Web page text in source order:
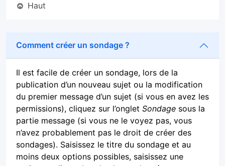
Haut
Comment créer un sondage ?
Il est facile de créer un sondage, lors de la
publication d’un nouveau sujet ou la modification
du premier message d’un sujet (si vous en avez les
permissions), cliquez sur l’onglet Sondage sous la
partie message (si vous ne le voyez pas, vous
n’avez probablement pas le droit de créer des
sondages). Saisissez le titre du sondage et au
moins deux options possibles, saisissez une